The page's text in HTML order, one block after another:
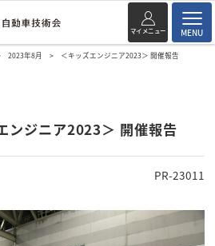
マイメニュー MENU
2023年8月 ＜キッズエンジニア2023＞ 開催報告
ンジニア2023＞ 開催報告
PR-23011